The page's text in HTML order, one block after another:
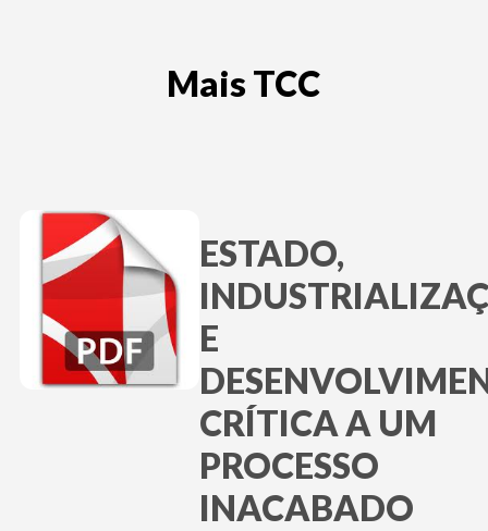
Mais TCC
ESTADO,
E
CRÍTICA A UM
PROCESSO
INACABADO